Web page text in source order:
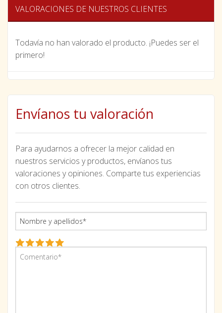
VALORACIONES DE NUESTROS CLIENTES
Todavía no han valorado el producto. ¡Puedes ser el
primero!
Envíanos tu valoración
Para ayudarnos a ofrecer la mejor calidad en
nuestros servicios y productos, envíanos tus
valoraciones y opiniones. Comparte tus experiencias
con otros clientes.